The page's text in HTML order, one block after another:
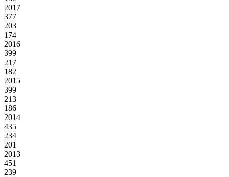
2017
377
203
174
2016
399
217
182
2015
399
213
186
2014
435
234
201
2013
451
239